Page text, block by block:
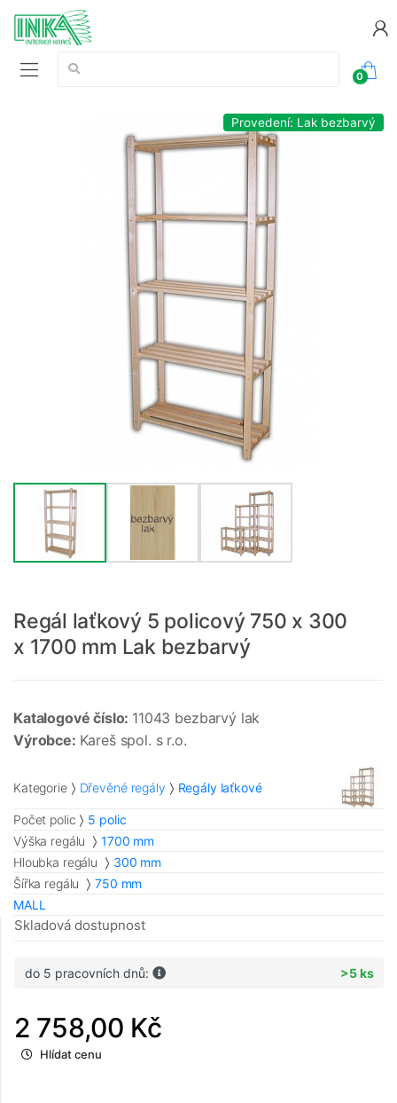
Vyhledávání:
0
Provedení: Lak bezbarvý
Regál laťkový 5 policový 750 x 300
x 1700 mm Lak bezbarvý
Katalogové číslo: 11043 bezbarvý lak
Výrobce: Kareš spol. s r.o.
Kategorie Dřevěné regály Regály laťkové
Počet polic
5 polic
Výška regálu
1700 mm
Hloubka regálu
300 mm
Šířka regálu
750 mm
MALL
Skladová dostupnost
do 5 pracovních dnů: >5 ks
2 758,00 Kč
Hlídat cenu